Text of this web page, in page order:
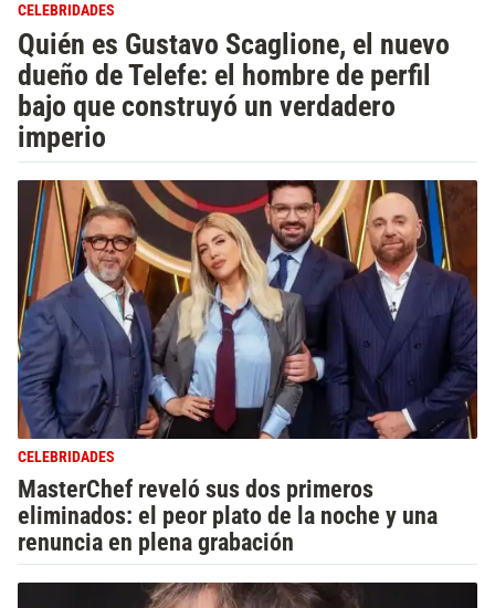
CELEBRIDADES
Quién es Gustavo Scaglione, el nuevo
dueño de Telefe: el hombre de perfil
bajo que construyó un verdadero
imperio
CELEBRIDADES
MasterChef reveló sus dos primeros
eliminados: el peor plato de la noche y una
renuncia en plena grabación